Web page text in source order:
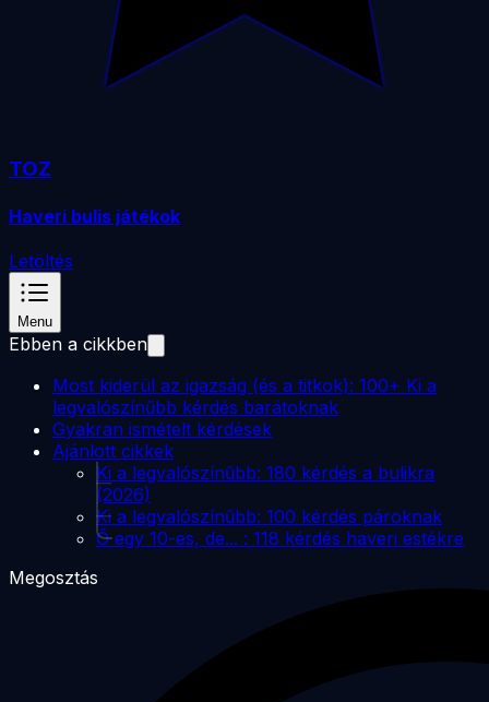
TOZ
Haveri bulis játékok
Letöltés
Menu
Ebben a cikkben
Most kiderül az igazság (és a titkok): 100+ Ki a
legvalószínűbb kérdés barátoknak
Gyakran ismételt kérdések
Ajánlott cikkek
Ki a legvalószínűbb: 180 kérdés a bulikra
(2026)
Ki a legvalószínűbb: 100 kérdés pároknak
Ő egy 10-es, de... : 118 kérdés haveri estékre
Megosztás